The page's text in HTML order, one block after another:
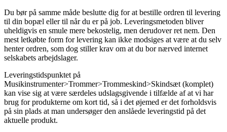
Du bør på samme måde beslutte dig for at bestille ordren til levering
til din bopæl eller til når du er på job. Leveringsmetoden bliver
uheldigvis en smule mere bekostelig, men derudover ret nem. Den
mest letkøbte form for levering kan ikke modsiges at være at du selv
henter ordren, som dog stiller krav om at du bor nærved internet
selskabets arbejdslager.
Leveringstidspunktet på
Musikinstrumenter>Trommer>Trommeskind>Skindsæt (komplet)
kan vise sig at være særdeles udslagsgivende i tilfælde af at vi har
brug for produkterne om kort tid, så i det øjemed er det forholdsvis
på sin plads at man undersøger den anslåede leveringstid på det
aktuelle produkt.